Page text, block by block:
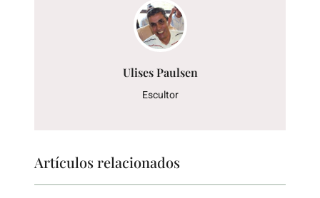
Ulises Paulsen
Escultor
Artículos relacionados